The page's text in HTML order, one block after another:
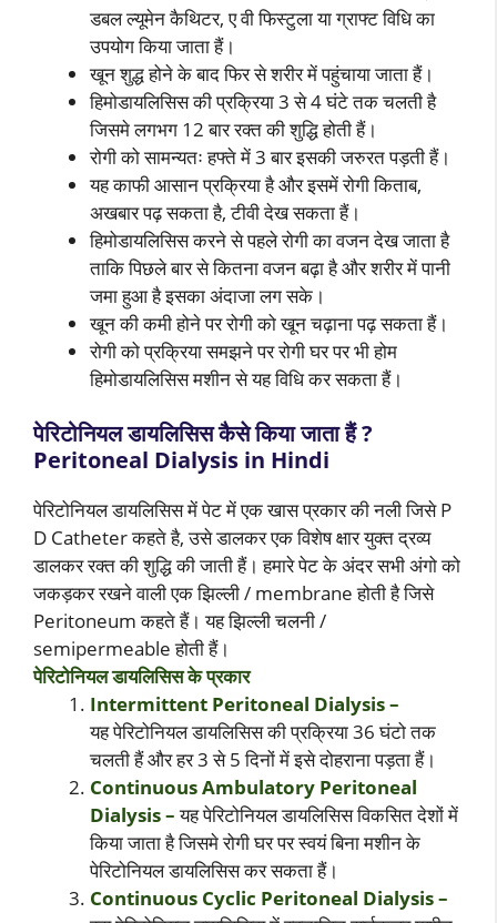
डबल ल्यूमेन कैथिटर, ए वी फिस्टुला या ग्राफ्ट विधि का
उपयोग किया जाता हैं।
खून शुद्ध होने के बाद फिर से शरीर में पहुंचाया जाता हैं।
हिमोडायलिसिस की प्रक्रिया 3 से 4 घंटे तक चलती है
जिसमे लगभग 12 बार रक्त की शुद्धि होती हैं।
रोगी को सामन्यतः हफ्ते में 3 बार इसकी जरुरत पड़ती हैं।
यह काफी आसान प्रक्रिया है और इसमें रोगी किताब,
अखबार पढ़ सकता है, टीवी देख सकता हैं।
हिमोडायलिसिस करने से पहले रोगी का वजन देख जाता है
ताकि पिछले बार से कितना वजन बढ़ा है और शरीर में पानी
जमा हुआ है इसका अंदाजा लग सके।
खून की कमी होने पर रोगी को खून चढ़ाना पढ़ सकता हैं।
रोगी को प्रक्रिया समझने पर रोगी घर पर भी होम
हिमोडायलिसिस मशीन से यह विधि कर सकता हैं।
पेरिटोनियल डायलिसिस कैसे किया जाता हैं ?
Peritoneal Dialysis in Hindi
पेरिटोनियल डायलिसिस में पेट में एक खास प्रकार की नली जिसे P
D Catheter कहते है, उसे डालकर एक विशेष क्षार युक्त द्रव्य
डालकर रक्त की शुद्धि की जाती हैं। हमारे पेट के अंदर सभी अंगो को
जकड़कर रखने वाली एक झिल्ली / membrane होती है जिसे
Peritoneum कहते हैं। यह झिल्ली चलनी /
semipermeable होती हैं।
पेरिटोनियल डायलिसिस के प्रकार
Intermittent Peritoneal Dialysis –
यह पेरिटोनियल डायलिसिस की प्रक्रिया 36 घंटो तक
चलती हैं और हर 3 से 5 दिनों में इसे दोहराना पड़ता हैं।
Continuous Ambulatory Peritoneal
Dialysis – यह पेरिटोनियल डायलिसिस विकसित देशों में
किया जाता है जिसमे रोगी घर पर स्वयं बिना मशीन के
पेरिटोनियल डायलिसिस कर सकता हैं।
Continuous Cyclic Peritoneal Dialysis –